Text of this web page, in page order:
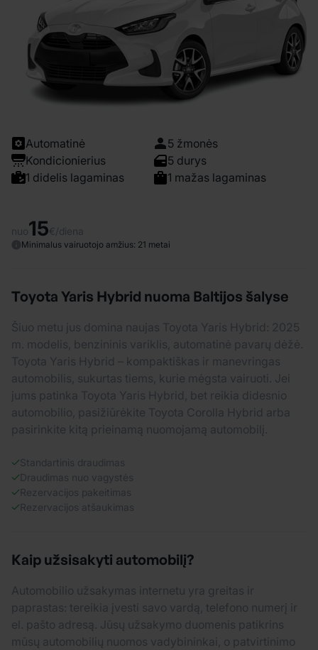
Automatinė
5 žmonės
Kondicionierius
5 durys
1 didelis lagaminas
1 mažas lagaminas
nuo15€/diena
Minimalus vairuotojo amžius: 21 metai
Toyota Yaris Hybrid nuoma Baltijos šalyse
Šiuo metu jus domina naujas Toyota Yaris Hybrid: 2025
m. modelis, benzininis variklis, automatinė pavarų dėžė.
Toyota Yaris Hybrid – kompaktiškas ir manevringas
automobilis, sukurtas tiems, kurie mėgsta vairuoti. Jei
jums patinka Toyota Yaris Hybrid, bet reikia didesnio
automobilio, pasižiūrėkite Toyota Corolla Hybrid arba
pasirinkite kitą prieinamą nuomojamą automobilį.
Standartinis draudimas
Draudimas nuo vagystės
Rezervacijos pakeitimas
Rezervacijos atšaukimas
Kaip užsisakyti automobilį?
Automobilio užsakymas internetu yra greitas ir
paprastas: tereikia įvesti savo vardą, telefono numerį ir
el. pašto adresą. Jūsų užsakymo duomenis patikrins
mūsų automobilių nuomos vadybininkai, o patvirtinimo